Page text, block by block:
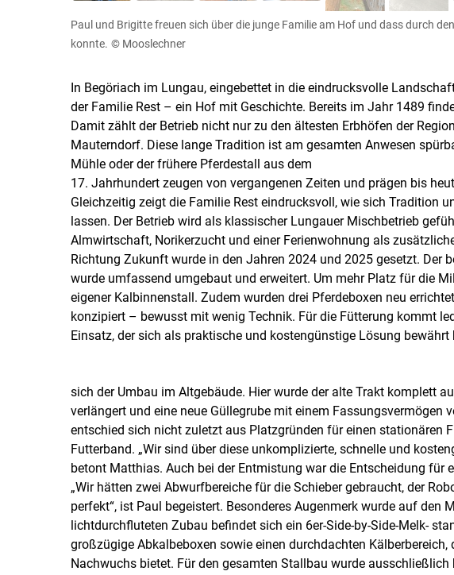
Paul und Brigitte freuen sich über die junge Familie am Hof und dass durch
konnte. © Mooslechner
In Begöriach im Lungau, eingebettet in die eindrucksvolle
der Familie Rest – ein Hof mit Geschichte. Bereits im Jahr 1489
Damit zählt der Betrieb nicht nur zu den ältesten Erbhöfen der
Mauterndorf. Diese lange Tradition ist am gesamten Anwesen
Mühle oder der frühere Pferdestall aus dem
17. Jahrhundert zeugen von vergangenen Zeiten und prägen bis
Gleichzeitig zeigt die Familie Rest eindrucksvoll, wie sich Tradition
lassen. Der Betrieb wird als klassischer Lungauer Mischbetrieb
Almwirtschaft, Norikerzucht und einer Ferienwohnung als
Richtung Zukunft wurde in den Jahren 2024 und 2025 gesetzt. Der
wurde umfassend umgebaut und erweitert. Um mehr Platz für die
eigener Kalbinnenstall. Zudem wurden drei Pferdeboxen neu
konzipiert – bewusst mit wenig Technik. Für die Fütterung kommt
Einsatz, der sich als praktische und kostengünstige Lösung bewährt
sich der Umbau im Altgebäude. Hier wurde der alte Trakt komplett
verlängert und eine neue Güllegrube mit einem Fassungsvermögen
entschied sich nicht zuletzt aus Platzgründen für einen stationären
Futterband. „Wir sind über diese unkomplizierte, schnelle und
betont Matthias. Auch bei der Entmistung war die Entscheidung für
„Wir hätten zwei Abwurfbereiche für die Schieber gebraucht, der
perfekt“, ist Paul begeistert. Besonderes Augenmerk wurde auf den
lichtdurchfluteten Zubau befindet sich ein 6er-Side-by-Side-Melk-
großzügige Abkalbeboxen sowie einen durchdachten
Nachwuchs bietet. Für den gesamten Stallbau wurde